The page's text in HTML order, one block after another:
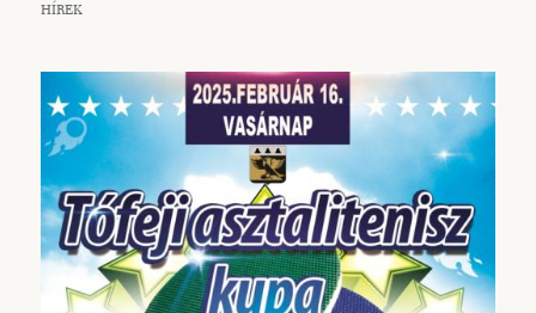
HÍREK